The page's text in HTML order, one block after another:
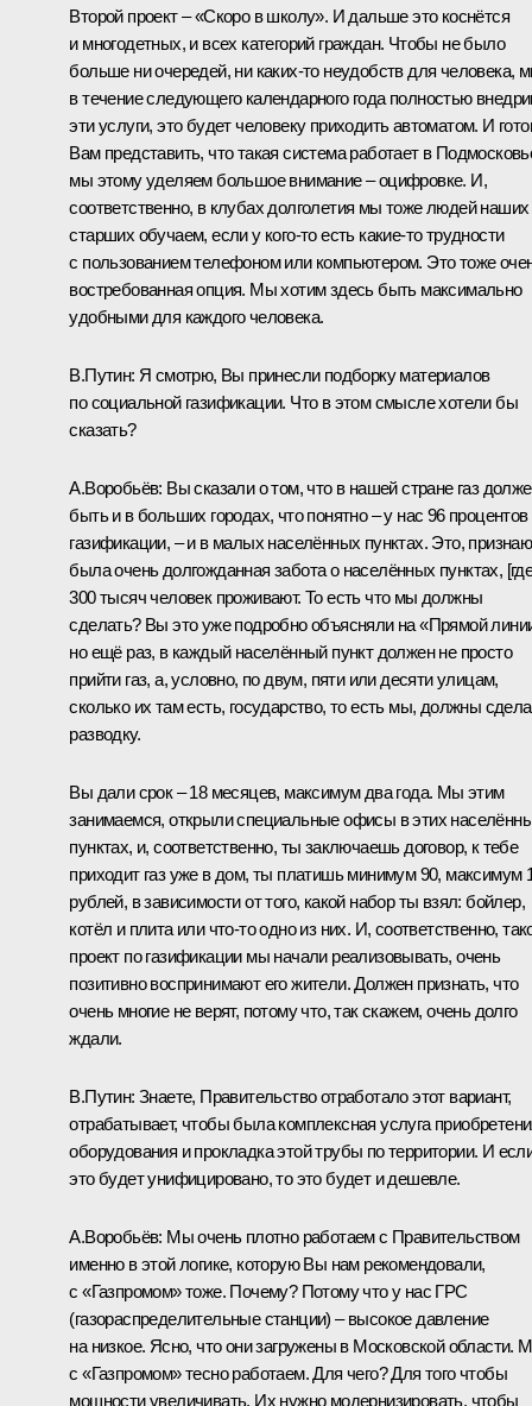
Второй проект – «Скоро в школу». И дальше это коснётся
и многодетных, и всех категорий граждан. Чтобы не было
больше ни очередей, ни каких-то неудобств для человека,
в течение следующего календарного года полностью
эти услуги, это будет человеку приходить автоматом. И
Вам представить, что такая система работает в
мы этому уделяем большое внимание – оцифровке. И,
соответственно, в клубах долголетия мы тоже людей наших
старших обучаем, если у кого-то есть какие-то трудности
с пользованием телефоном или компьютером. Это тоже
востребованная опция. Мы хотим здесь быть максимально
удобными для каждого человека.
В.Путин: Я смотрю, Вы принесли подборку материалов
по социальной газификации. Что в этом смысле хотели бы
сказать?
А.Воробьёв: Вы сказали о том, что в нашей стране газ
быть и в больших городах, что понятно – у нас 96 процентов
газификации, – и в малых населённых пунктах. Это,
была очень долгожданная забота о населённых пунктах,
300 тысяч человек проживают. То есть что мы должны
сделать? Вы это уже подробно объясняли на «Прямой
но ещё раз, в каждый населённый пункт должен не просто
прийти газ, а, условно, по двум, пяти или десяти улицам,
сколько их там есть, государство, то есть мы, должны
разводку.
Вы дали срок – 18 месяцев, максимум два года. Мы этим
занимаемся, открыли специальные офисы в этих
пунктах, и, соответственно, ты заключаешь договор, к тебе
приходит газ уже в дом, ты платишь минимум 90, максимум
рублей, в зависимости от того, какой набор ты взял: бойлер,
котёл и плита или что-то одно из них. И, соответственно,
проект по газификации мы начали реализовывать, очень
позитивно воспринимают его жители. Должен признать, что
очень многие не верят, потому что, так скажем, очень долго
ждали.
В.Путин: Знаете, Правительство отработало этот вариант,
отрабатывает, чтобы была комплексная услуга
оборудования и прокладка этой трубы по территории. И
это будет унифицировано, то это будет и дешевле.
А.Воробьёв: Мы очень плотно работаем с Правительством
именно в этой логике, которую Вы нам рекомендовали,
с «Газпромом» тоже. Почему? Потому что у нас ГРС
(газораспределительные станции) – высокое давление
на низкое. Ясно, что они загружены в Московской области.
с «Газпромом» тесно работаем. Для чего? Для того чтобы
мощности увеличивать. Их нужно модернизировать, чтобы